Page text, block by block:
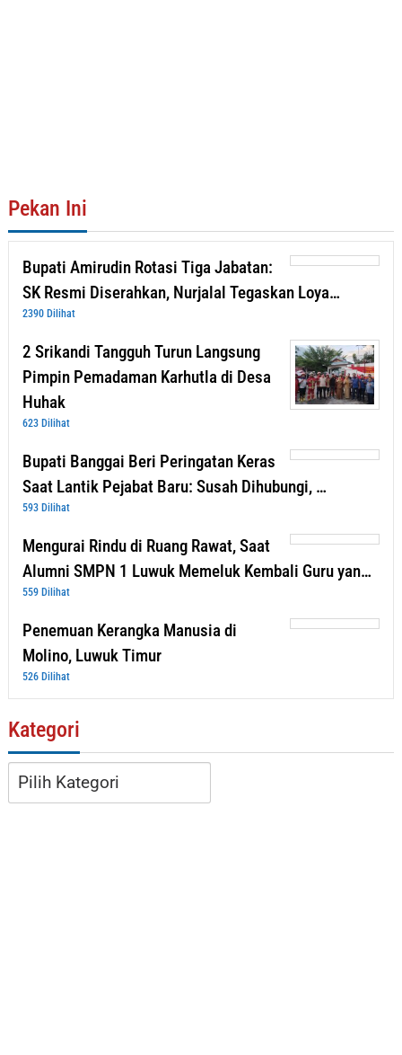
Pekan Ini
Bupati Amirudin Rotasi Tiga Jabatan:
SK Resmi Diserahkan, Nurjalal Tegaskan Loya…
2390 Dilihat
2 Srikandi Tangguh Turun Langsung
Pimpin Pemadaman Karhutla di Desa
Huhak
623 Dilihat
Bupati Banggai Beri Peringatan Keras
Saat Lantik Pejabat Baru: Susah Dihubungi, …
593 Dilihat
Mengurai Rindu di Ruang Rawat, Saat
Alumni SMPN 1 Luwuk Memeluk Kembali Guru yan…
559 Dilihat
Penemuan Kerangka Manusia di
Molino, Luwuk Timur
526 Dilihat
Kategori
Kategori